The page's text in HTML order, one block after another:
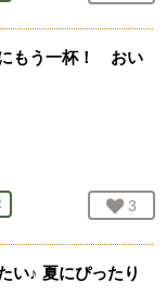
もう一杯！ おい
お気
3
い♪ 夏にぴったり